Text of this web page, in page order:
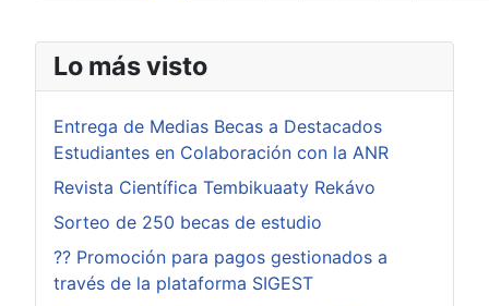
Lo más visto
Entrega de Medias Becas a Destacados
Estudiantes en Colaboración con la ANR
Revista Científica Tembikuaaty Rekávo
Sorteo de 250 becas de estudio
?? Promoción para pagos gestionados a
través de la plataforma SIGEST